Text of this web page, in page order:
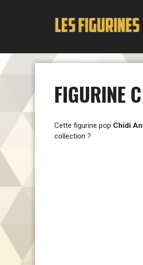
FIGURINE
Cette figurine pop Chidi
collection ?